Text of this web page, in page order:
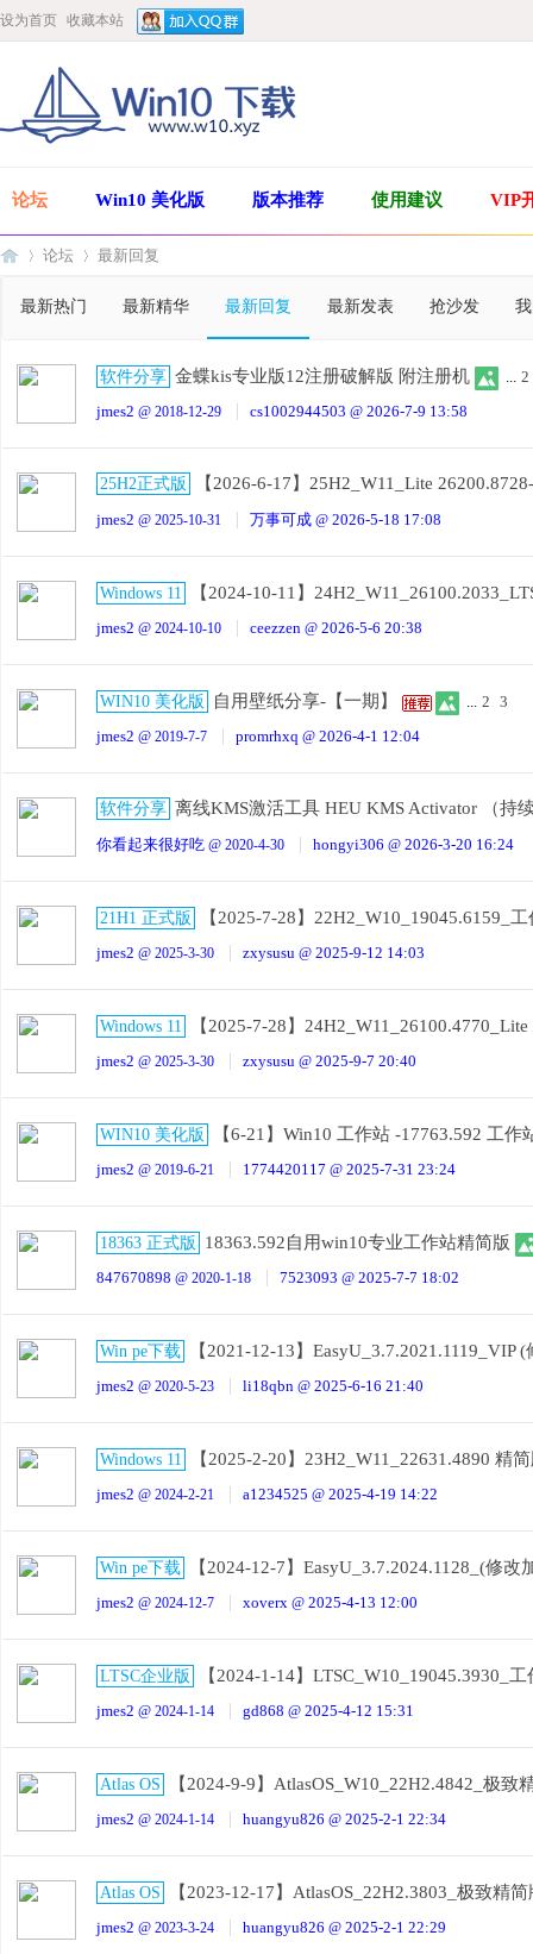
设为首页 收藏本站
论坛 Win10 美化版 版本推荐 使用建议 VIP
论坛 最新回复
最新热门 最新精华 最新回复 最新发表 抢沙发
软件分享 金蝶kis专业版12注册破解版 附注册机 ... 2
jmes2 @ 2018-12-29 cs1002944503 @ 2026-7-9 13:58
25H2正式版 【2026-6-17】25H2_W11_Lite
jmes2 @ 2025-10-31 万事可成 @ 2026-5-18 17:08
Windows 11 【2024-10-11】
jmes2 @ 2024-10-10 ceezzen @ 2026-5-6 20:38
WIN10 美化版 自用壁纸分享-【一期】 ... 2 3
jmes2 @ 2019-7-7 promrhxq @ 2026-4-1 12:04
软件分享 离线KMS激活工具 HEU KMS Activator （持
你看起来很好吃 @ 2020-4-30 hongyi306 @ 2026-3-20 16:24
21H1 正式版 【2025-7-28】22H2_W10_19045.6159_
jmes2 @ 2025-3-30 zxysusu @ 2025-9-12 14:03
Windows 11 【2025-7-28】
jmes2 @ 2025-3-30 zxysusu @ 2025-9-7 20:40
WIN10 美化版 【6-21】Win10 工作站 -17763.592 工作
jmes2 @ 2019-6-21 1774420117 @ 2025-7-31 23:24
18363 正式版 18363.592自用win10专业工作站精简版
847670898 @ 2020-1-18 7523093 @ 2025-7-7 18:02
Win pe下载 【2021-12-13】EasyU_3.7.2021.1119_VIP
jmes2 @ 2020-5-23 li18qbn @ 2025-6-16 21:40
Windows 11 【2025-2-20】23H2_W11_22631.4890 精
jmes2 @ 2024-2-21 a1234525 @ 2025-4-19 14:22
Win pe下载 【2024-12-7】EasyU_3.7.2024.1128_(修改
jmes2 @ 2024-12-7 xoverx @ 2025-4-13 12:00
LTSC企业版 【2024-1-14】LTSC_W10_19045.3930_
jmes2 @ 2024-1-14 gd868 @ 2025-4-12 15:31
Atlas OS 【2024-9-9】AtlasOS_W10_22H2.4842_极致
jmes2 @ 2024-1-14 huangyu826 @ 2025-2-1 22:34
Atlas OS 【2023-12-17】AtlasOS_22H2.3803_极致精简
jmes2 @ 2023-3-24 huangyu826 @ 2025-2-1 22:29